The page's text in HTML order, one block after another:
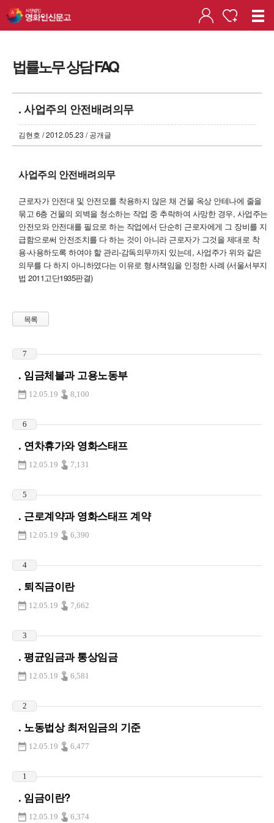
법률노무 상담 FAQ
. 사업주의 안전배려의무
김현호 / 2012.05.23 / 공개글
사업주의 안전배려의무
근로자가 안전대 및 안전모를 착용하지 않은 채 건물 옥상 안테나에 줄을
묶고 6층 건물의 외벽을 청소하는 작업 중 추락하여 사망한 경우, 사업주는
안전모와 안전대를 필요로 하는 작업에서 단순히 근로자에게 그 장비를 지
급함으로써 안전조치를 다 하는 것이 아니라 근로자가 그것을 제대로 착
용-사용하도록 하여야 할 관리-감독의무까지 있는데, 사업주가 위와 같은
의무를 다 하지 아니하였다는 이유로 형사책임을 인정한 사례 (서울서부지
법 2011고단1935판결)
목록
7
. 임금체불과 고용노동부
12.05.19 8,100
6
. 연차휴가와 영화스태프
12.05.19 7,131
5
. 근로계약과 영화스태프 계약
12.05.19 6,390
4
. 퇴직금이란
12.05.19 7,662
3
. 평균임금과 통상임금
12.05.19 6,581
2
. 노동법상 최저임금의 기준
12.05.19 6,477
1
. 임금이란?
12.05.19 6,374